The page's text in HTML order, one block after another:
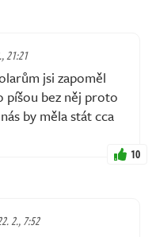
21:21
jsi zapoměl
píšou bez něj proto
by měla stát cca
10
2., 7:52